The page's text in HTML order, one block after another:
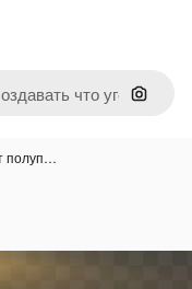
Поиск
полуп…